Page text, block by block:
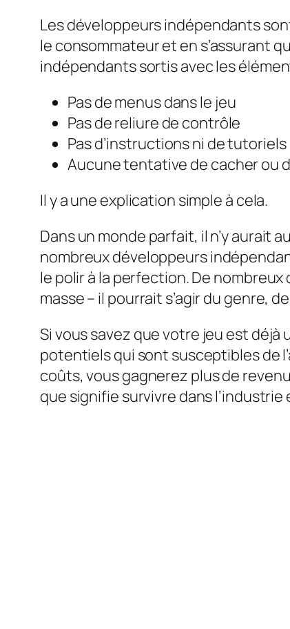
Les développeurs indépendants
le consommateur et en s’assurant
indépendants sortis avec les
Pas de menus dans le jeu
Pas de reliure de contrôle
Pas d’instructions ni de tutoriels
Aucune tentative de cacher ou
Il y a une explication simple à cela.
Dans un monde parfait, il n’y aurait
nombreux développeurs
le polir à la perfection.De nombreux
masse – il pourrait s’agir du genre,
Si vous savez que votre jeu est
potentiels qui sont susceptibles de
coûts, vous gagnerez plus de
que signifie survivre dans